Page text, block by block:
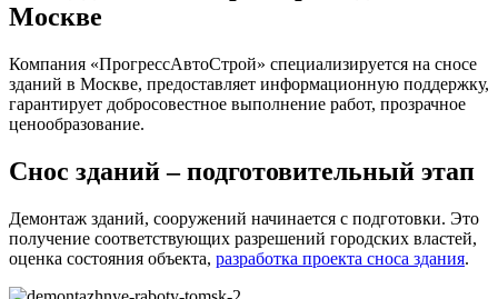
Москве
Компания «ПрогрессАвтоСтрой» специализируется на сносе
зданий в Москве, предоставляет информационную поддержку,
гарантирует добросовестное выполнение работ, прозрачное
ценообразование.
Снос зданий – подготовительный этап
Демонтаж зданий, сооружений начинается с подготовки. Это
получение соответствующих разрешений городских властей,
оценка состояния объекта, разработка проекта сноса здания.